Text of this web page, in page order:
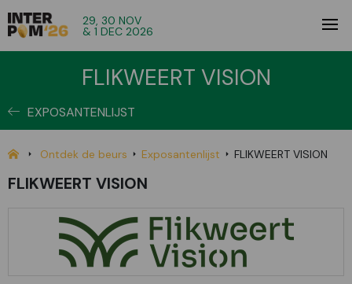
29, 30 NOV
& 1 DEC 2026
FLIKWEERT VISION
EXPOSANTENLIJST
Ontdek de beurs Exposantenlijst FLIKWEERT VISION
FLIKWEERT VISION